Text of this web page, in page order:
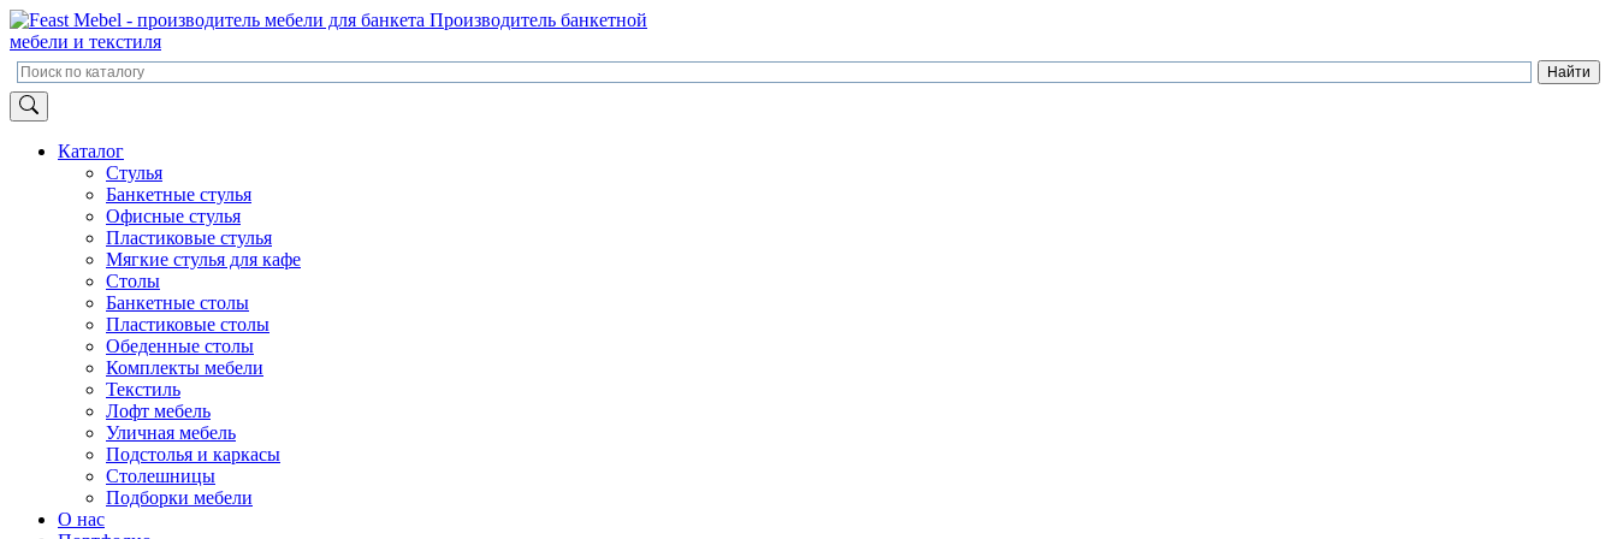
Производитель банкетной
мебели и текстиля
Каталог
Стулья
Банкетные стулья
Офисные стулья
Пластиковые стулья
Мягкие стулья для кафе
Столы
Банкетные столы
Пластиковые столы
Обеденные столы
Комплекты мебели
Текстиль
Лофт мебель
Уличная мебель
Подстолья и каркасы
Столешницы
Подборки мебели
О нас